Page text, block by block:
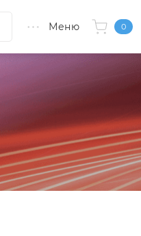
Меню 0